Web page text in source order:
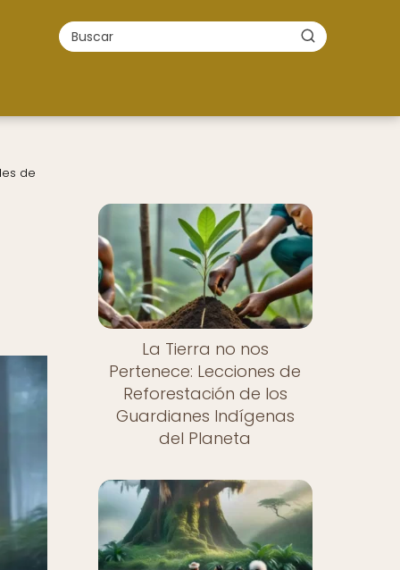
de
La Tierra no nos
Pertenece: Lecciones de
Reforestación de los
Guardianes Indígenas
del Planeta